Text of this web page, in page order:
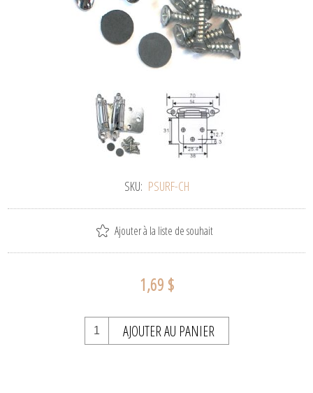
SKU: PSURF-CH
Ajouter à la liste de souhait
1,69 $
AJOUTER AU PANIER